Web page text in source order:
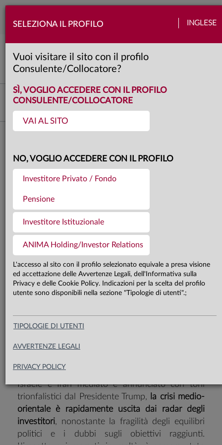
SELEZIONA IL PROFILO INGLESE
Vuoi visitare il sito con il profilo
Consulente/Collocatore?
SÌ, VOGLIO ACCEDERE CON IL PROFILO
CONSULENTE/COLLOCATORE
VAI AL SITO
NO, VOGLIO ACCEDERE CON IL PROFILO
Investitore Privato / Fondo
Pensione
Investitore Istituzionale
ANIMA Holding/Investor Relations
L'accesso al sito con il profilo selezionato equivale a presa visione
ed accettazione delle Avvertenze Legali, dell'Informativa sulla
Privacy e delle Cookie Policy. Indicazioni per la scelta del profilo
utente sono disponibili nella sezione "Tipologie di utenti".;
TIPOLOGIE DI UTENTI
AVVERTENZE LEGALI
PRIVACY POLICY
3 minuti
Investment Advisory
LA VIEW DI ANIMA
La strategia gestionale resta
caratterizzata da un approccio
prudente e dal focus sulla creazione
di Alpha, in un contesto di grande
incertezza sul quadro macro e
Con il consolidamento del cessate il fuoco fra
Israele e Iran mediato e annunciato con toni
trionfalistici dal Presidente Trump,
la crisi medio-
orientale è rapidamente uscita dai radar degli
investitori, nonostante la fragilità degli equilibri
politici e i dubbi sugli obiettivi raggiunti.